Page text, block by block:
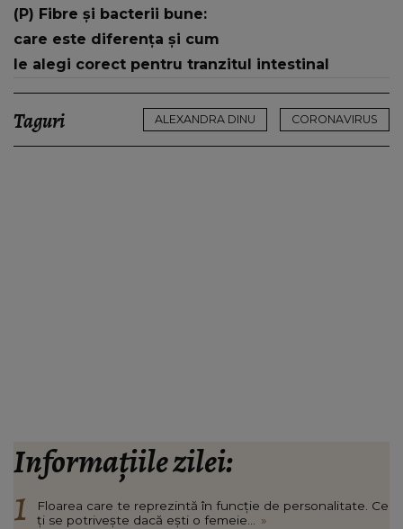
(P) Fibre și bacterii bune:
care este diferența și cum
le alegi corect pentru tranzitul intestinal
Taguri ALEXANDRA DINU CORONAVIRUS
Informațiile zilei:
Floarea care te reprezintă în funcție de personalitate. Ce
ți se potrivește dacă ești o femeie...
»